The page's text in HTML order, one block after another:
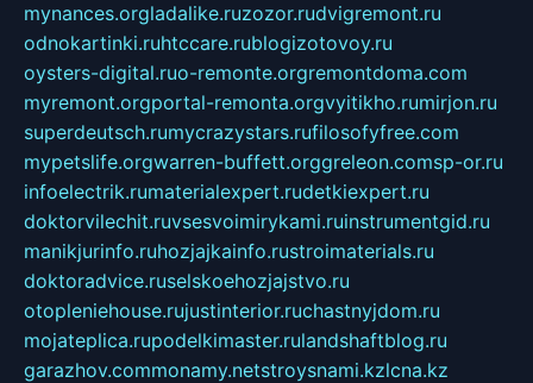
mynances.orgladalike.ruzozor.rudvigremont.ru
odnokartinki.ruhtccare.rublogizotovoy.ru
oysters-digital.ruo-remonte.orgremontdoma.com
myremont.orgportal-remonta.orgvyitikho.rumirjon.ru
superdeutsch.rumycrazystars.rufilosofyfree.com
mypetslife.orgwarren-buffett.orggreleon.comsp-or.ru
infoelectrik.rumaterialexpert.rudetkiexpert.ru
doktorvilechit.ruvsesvoimirykami.ruinstrumentgid.ru
manikjurinfo.ruhozjajkainfo.rustroimaterials.ru
doktoradvice.ruselskoehozjajstvo.ru
otopleniehouse.rujustinterior.ruchastnyjdom.ru
mojateplica.rupodelkimaster.rulandshaftblog.ru
garazhov.commonamy.netstroysnami.kzlcna.kz